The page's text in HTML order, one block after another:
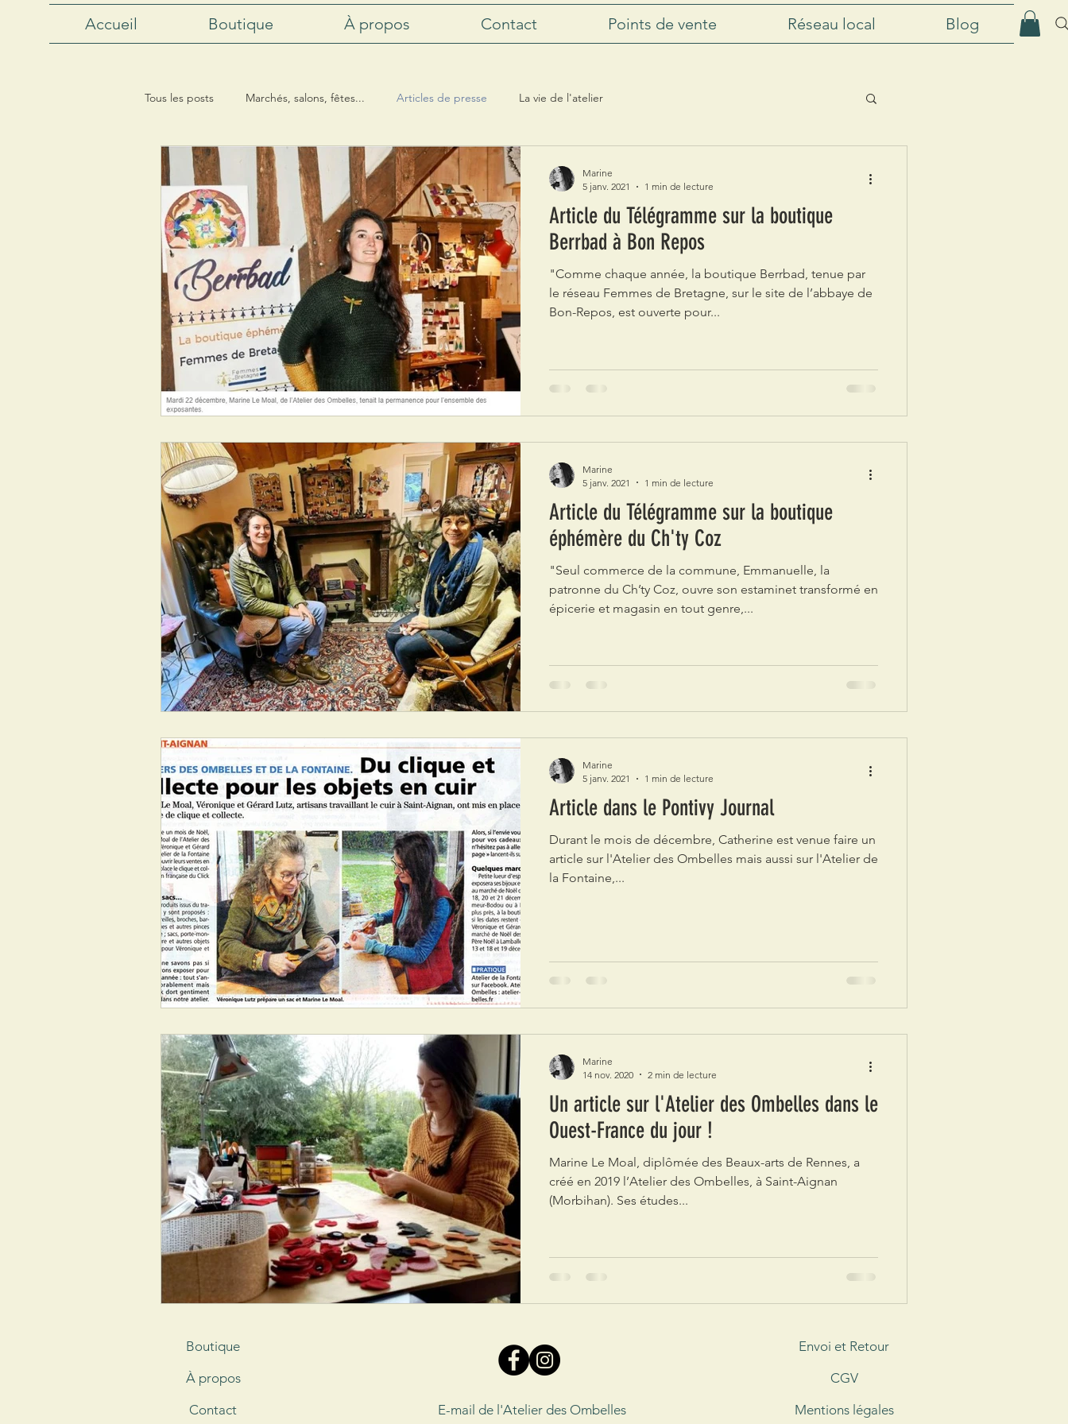
Accueil Boutique À propos Contact Points de vente Réseau local Blog
Tous les posts Marchés, salons, fêtes... Articles de presse La vie de l'atelier
Article du Télégramme sur la boutique
Berrbad à Bon Repos
"Comme chaque année, la boutique Berrbad, tenue par
le réseau Femmes de Bretagne, sur le site de l’abbaye de
Bon-Repos, est ouverte pour...
Marine
5 janv. 2021
1 min de lecture
Article du Télégramme sur la boutique
éphémère du Ch'ty Coz
"Seul commerce de la commune, Emmanuelle, la
patronne du Ch’ty Coz, ouvre son estaminet transformé en
épicerie et magasin en tout genre,...
Marine
5 janv. 2021
1 min de lecture
Article dans le Pontivy Journal
Durant le mois de décembre, Catherine est venue faire un
article sur l'Atelier des Ombelles mais aussi sur l'Atelier de
la Fontaine,...
Marine
5 janv. 2021
1 min de lecture
Un article sur l'Atelier des Ombelles dans le
Ouest-France du jour !
Marine Le Moal, diplômée des Beaux-arts de Rennes, a
créé en 2019 l’Atelier des Ombelles, à Saint-Aignan
(Morbihan). Ses études...
Marine
14 nov. 2020
2 min de lecture
Boutique
À propos
Contact
E-mail de l'Atelier des Ombelles
Envoi et Retour
CGV
Mentions légales